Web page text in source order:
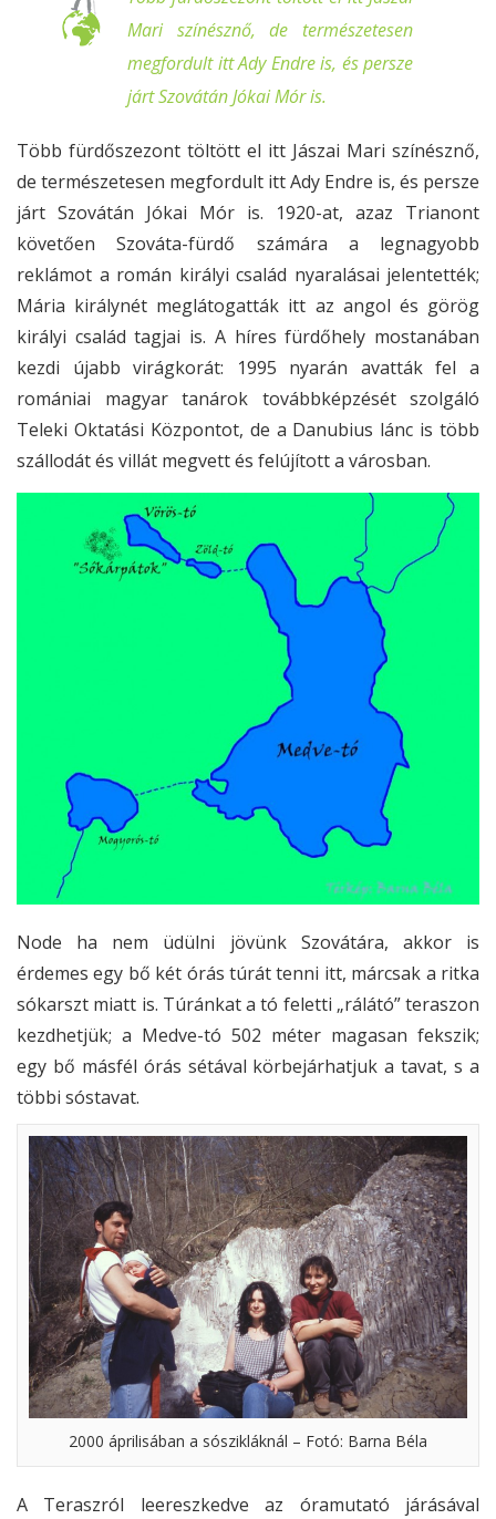
Mari színésznő, de természetesen
megfordult itt Ady Endre is, és persze
járt Szovátán Jókai Mór is.
Több fürdőszezont töltött el itt Jászai Mari színésznő,
de természetesen megfordult itt Ady Endre is, és persze
járt Szovátán Jókai Mór is. 1920-at, azaz Trianont
követően Szováta-fürdő számára a legnagyobb
reklámot a román királyi család nyaralásai jelentették;
Mária királynét meglátogatták itt az angol és görög
királyi család tagjai is. A híres fürdőhely mostanában
kezdi újabb virágkorát: 1995 nyarán avatták fel a
romániai magyar tanárok továbbképzését szolgáló
Teleki Oktatási Központot, de a Danubius lánc is több
szállodát és villát megvett és felújított a városban.
Node ha nem üdülni jövünk Szovátára, akkor is
érdemes egy bő két órás túrát tenni itt, márcsak a ritka
sókarszt miatt is. Túránkat a tó feletti „rálátó” teraszon
kezdhetjük; a Medve-tó 502 méter magasan fekszik;
egy bő másfél órás sétával körbejárhatjuk a tavat, s a
többi sóstavat.
2000 áprilisában a sószikláknál – Fotó: Barna Béla
A Teraszról leereszkedve az óramutató járásával